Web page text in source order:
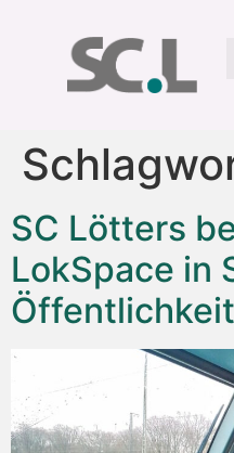
SC Lötters
LokSpace in